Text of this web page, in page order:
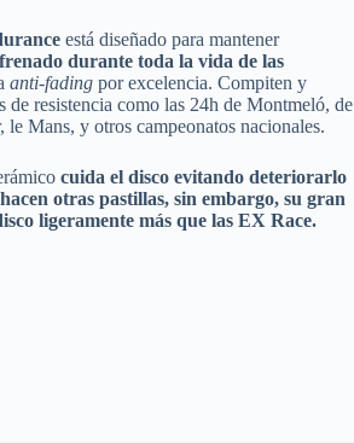
está diseñado para mantener
durante toda la vida de las
anti-fading por excelencia. Compiten y
de resistencia como las 24h de Montmeló, de
Mans, y otros campeonatos nacionales.
cuida el disco evitando deteriorarlo
otras pastillas, sin embargo, su gran
ligeramente más que las EX Race.